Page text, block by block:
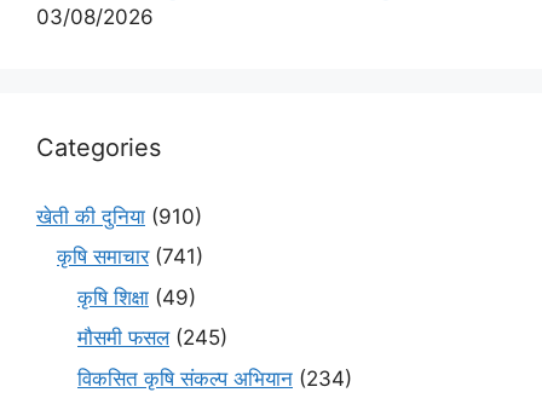
03/08/2026
Categories
खेती की दुनिया (910)
कृषि समाचार(741)
कृषि शिक्षा (49)
मौसमी फसल(245)
विकसित कृषि संकल्प अभियान (234)